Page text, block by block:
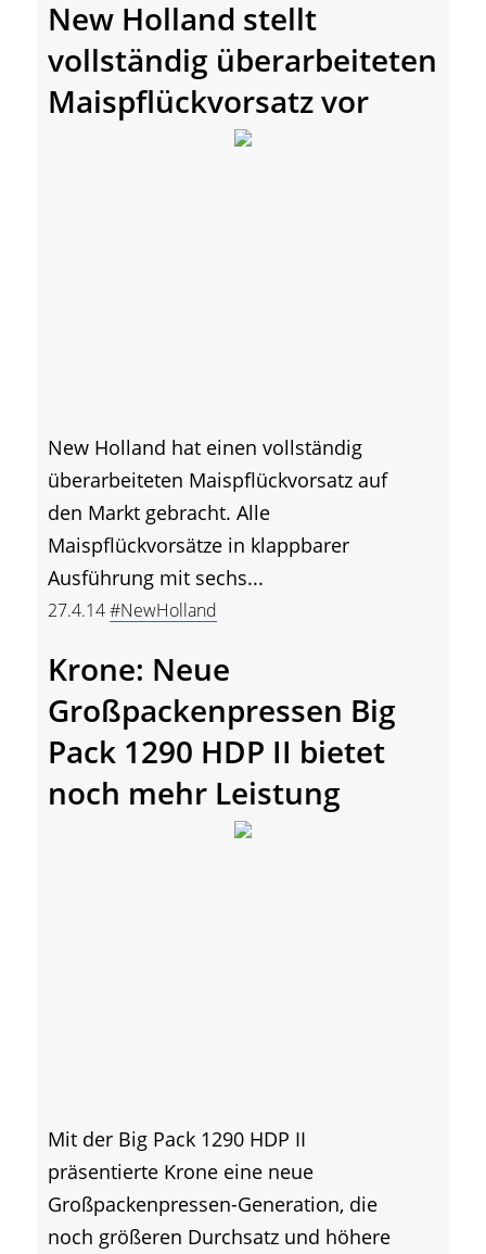
New Holland stellt
vollständig überarbeiteten
Maispflückvorsatz vor
New Holland hat einen vollständig
überarbeiteten Maispflückvorsatz auf
den Markt gebracht. Alle
Maispflückvorsätze in klappbarer
Ausführung mit sechs...
27.4.14#NewHolland
Krone: Neue
Großpackenpressen Big
Pack 1290 HDP II bietet
noch mehr Leistung
Mit der Big Pack 1290 HDP II
präsentierte Krone eine neue
Großpackenpressen-Generation, die
noch größeren Durchsatz und höhere